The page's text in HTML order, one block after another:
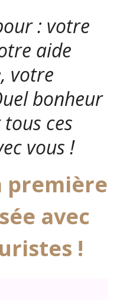
: votre
aide
votre
bonheur
ces
vous !
première
avec
!